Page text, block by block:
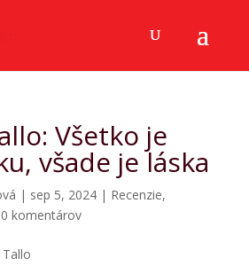
Všetko je
všade je láska
| sep 5, 2024| Recenzie,
0 komentárov